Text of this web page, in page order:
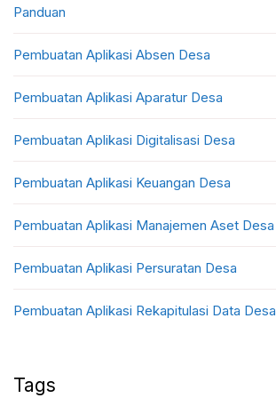
Panduan
Pembuatan Aplikasi Absen Desa
Pembuatan Aplikasi Aparatur Desa
Pembuatan Aplikasi Digitalisasi Desa
Pembuatan Aplikasi Keuangan Desa
Pembuatan Aplikasi Manajemen Aset Desa
Pembuatan Aplikasi Persuratan Desa
Pembuatan Aplikasi Rekapitulasi Data Desa
Tags